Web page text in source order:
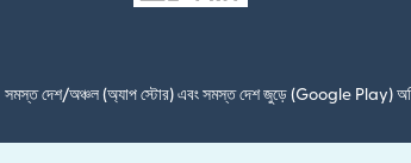
সমস্ত দেশ/অঞ্চল (অ্যাপ স্টোর) এবং সমস্ত দেশ জুড়ে (Google Play) অতি